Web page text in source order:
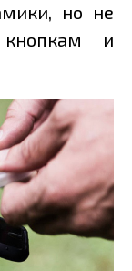
но не
кнопкам и